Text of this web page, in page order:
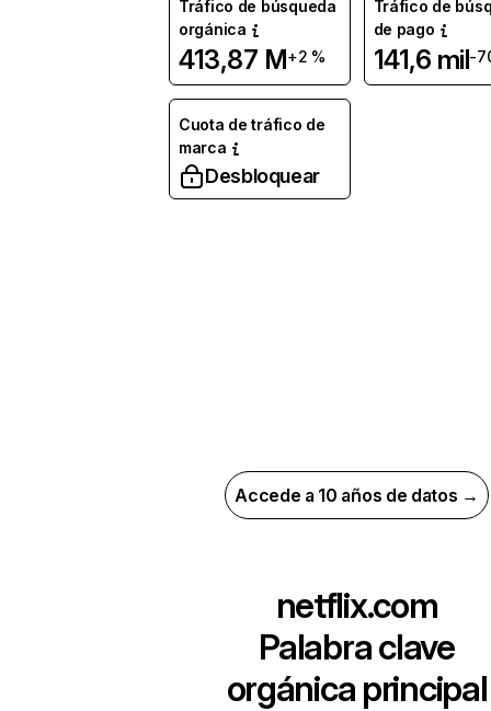
Tráfico de búsqueda
orgánica
413,87 M+2 %
Tráfico de
de pago
141,6 mil-
Cuota de tráfico de
marca
Desbloquear
Accede a 10 años de datos →
netflix.com
Palabra clave
orgánica principal